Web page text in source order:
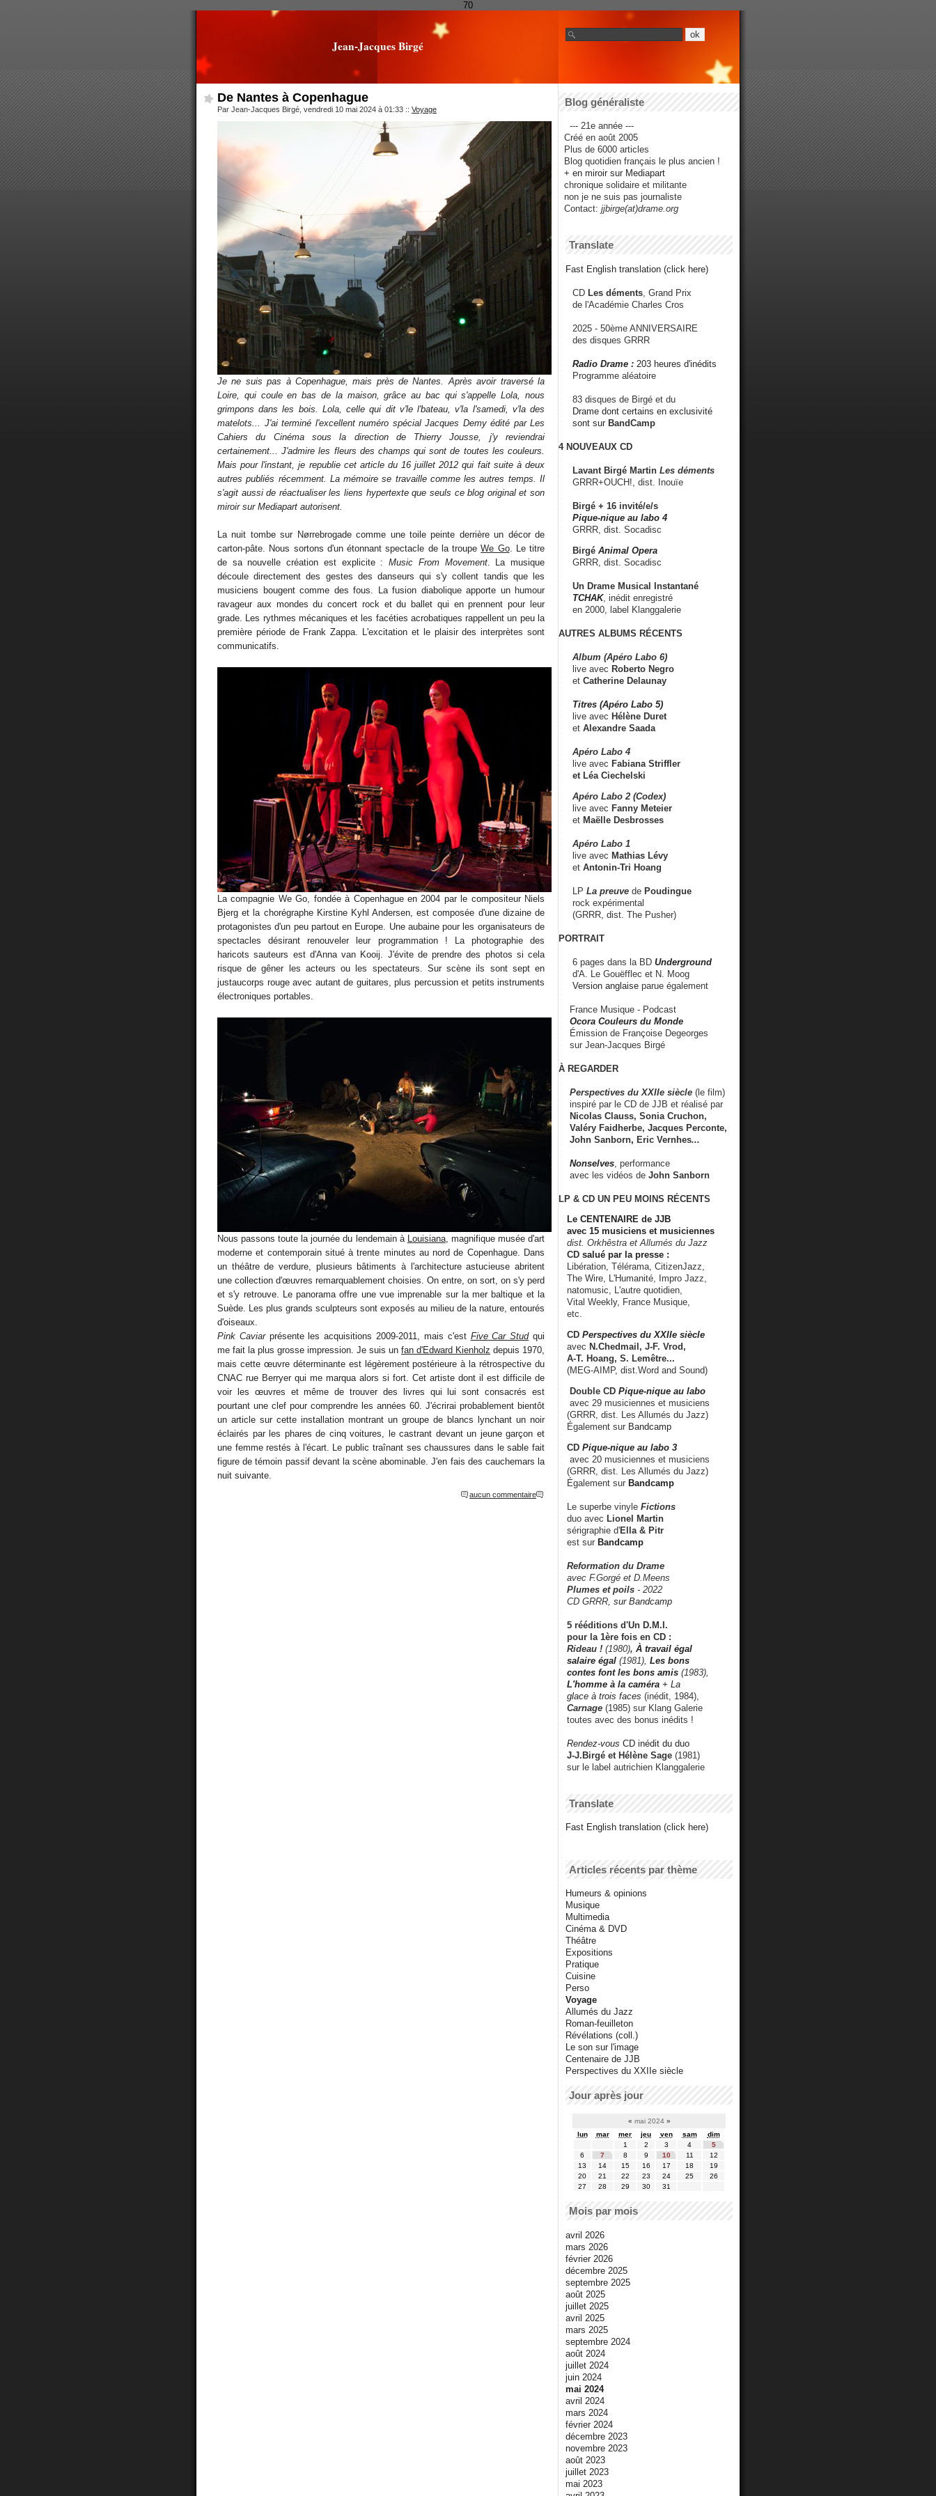
70
Jean-Jacques Birgé
De Nantes à Copenhague
Par Jean-Jacques Birgé, vendredi 10 mai 2024 à 01:33 :: Voyage
Je ne suis pas à Copenhague, mais près de Nantes. Après avoir traversé la
Loire, qui coule en bas de la maison, grâce au bac qui s'appelle Lola, nous
grimpons dans les bois. Lola, celle qui dit v'le l'bateau, v'la l'samedi, v'la des
matelots... J'ai terminé l'excellent numéro spécial Jacques Demy édité par Les
Cahiers du Cinéma sous la direction de Thierry Jousse, j'y reviendrai
certainement... J'admire les fleurs des champs qui sont de toutes les couleurs.
Mais pour l'instant, je republie cet article du 16 juillet 2012 qui fait suite à deux
autres publiés récemment. La mémoire se travaille comme les autres temps. Il
s'agit aussi de réactualiser les liens hypertexte que seuls ce blog original et son
miroir sur Mediapart autorisent.
La nuit tombe sur Nørrebrogade comme une toile peinte derrière un décor de
carton-pâte. Nous sortons d'un étonnant spectacle de la troupeWe Go. Le titre
de sa nouvelle création est explicite :Music From Movement. La musique
découle directement des gestes des danseurs qui s'y collent tandis que les
musiciens bougent comme des fous. La fusion diabolique apporte un humour
ravageur aux mondes du concert rock et du ballet qui en prennent pour leur
grade. Les rythmes mécaniques et les facéties acrobatiques rappellent un peu la
première période de Frank Zappa. L'excitation et le plaisir des interprètes sont
communicatifs.
La compagnie We Go, fondée à Copenhague en 2004 par le compositeur Niels
Bjerg et la chorégraphe Kirstine Kyhl Andersen, est composée d'une dizaine de
protagonistes d'un peu partout en Europe. Une aubaine pour les organisateurs de
spectacles désirant renouveler leur programmation ! La photographie des
haricots sauteurs est d'Anna van Kooij. J'évite de prendre des photos si cela
risque de gêner les acteurs ou les spectateurs. Sur scène ils sont sept en
justaucorps rouge avec autant de guitares, plus percussion et petits instruments
électroniques portables.
Nous passons toute la journée du lendemain à Louisiana, magnifique musée d'art
moderne et contemporain situé à trente minutes au nord de Copenhague. Dans
un théâtre de verdure, plusieurs bâtiments à l'architecture astucieuse abritent
une collection d'œuvres remarquablement choisies. On entre, on sort, on s'y perd
et s'y retrouve. Le panorama offre une vue imprenable sur la mer baltique et la
Suède. Les plus grands sculpteurs sont exposés au milieu de la nature, entourés
d'oiseaux.
Pink Caviarprésente les acquisitions 2009-2011, mais c'est Five Car Studqui
me fait la plus grosse impression. Je suis un fan d'Edward Kienholz depuis 1970,
mais cette œuvre déterminante est légèrement postérieure à la rétrospective du
CNAC rue Berryer qui me marqua alors si fort. Cet artiste dont il est difficile de
voir les œuvres et même de trouver des livres qui lui sont consacrés est
pourtant une clef pour comprendre les années 60. J'écrirai probablement bientôt
un article sur cette installation montrant un groupe de blancs lynchant un noir
éclairés par les phares de cinq voitures, le castrant devant un jeune garçon et
une femme restés à l'écart. Le public traînant ses chaussures dans le sable fait
figure de témoin passif devant la scène abominable. J'en fais des cauchemars la
nuit suivante.
aucun commentaire
Blog généraliste
--- 21e année ---
Créé en août 2005
Plus de 6000 articles
Blog quotidien français le plus ancien !
+ en miroir sur Mediapart
chronique solidaire et militante
non je ne suis pas journaliste
Contact: jjbirge(at)drame.org
Translate
Fast English translation (click here)
CD Les déments , Grand Prix
de l'Académie Charles Cros
2025 - 50ème ANNIVERSAIRE
des disques GRRR
Radio Drame : 203 heures d'inédits
Programme aléatoire
83 disques de Birgé et du
Drame dont certains en exclusivité
sont sur BandCamp
4 NOUVEAUX CD
Lavant Birgé Martin Les déments
GRRR+OUCH!, dist. Inouïe
Birgé + 16 invité/e/s
Pique-nique au labo 4
GRRR, dist. Socadisc
Birgé Animal Opera
GRRR, dist. Socadisc
Un Drame Musical Instantané
TCHAK, inédit enregistré
en 2000, label Klanggalerie
AUTRES ALBUMS RÉCENTS
Album (Apéro Labo 6)
live avec Roberto Negro
et Catherine Delaunay
Titres (Apéro Labo 5)
live avec Hélène Duret
et Alexandre Saada
Apéro Labo 4
live avec Fabiana Striffler
et Léa Ciechelski
Apéro Labo 2 (Codex)
live avec Fanny Meteier
et Maëlle Desbrosses
Apéro Labo 1
live avec Mathias Lévy
et Antonin-Tri Hoang
LP La preuve de Poudingue
rock expérimental
(GRRR, dist. The Pusher)
PORTRAIT
6 pages dans la BD Underground
d'A. Le Gouëfflec et N. Moog
Version anglaise parue également
France Musique - Podcast
Ocora Couleurs du Monde
Émission de Françoise Degeorges
sur Jean-Jacques Birgé
À REGARDER
Perspectives du XXIIe siècle (le film)
inspiré par le CD de JJB et réalisé par
Nicolas Clauss, Sonia Cruchon,
Valéry Faidherbe, Jacques Perconte,
John Sanborn, Eric Vernhes...
Nonselves , performance
avec les vidéos de John Sanborn
LP & CD UN PEU MOINS RÉCENTS
Le CENTENAIRE de JJB
avec 15 musiciens et musiciennes
dist. Orkhêstra et Allumés du Jazz
CD salué par la presse :
Libération, Télérama, CitizenJazz,
The Wire, L'Humanité, Impro Jazz,
natomusic, L'autre quotidien,
Vital Weekly, France Musique,
etc.
CD Perspectives du XXIIe siècle
avec N.Chedmail, J-F. Vrod,
A-T. Hoang, S. Lemêtre...
(MEG-AIMP, dist.Word and Sound)
Double CD Pique-nique au labo
avec 29 musiciennes et musiciens
(GRRR, dist. Les Allumés du Jazz)
Également sur Bandcamp
CD Pique-nique au labo 3
avec 20 musiciennes et musiciens
(GRRR, dist. Les Allumés du Jazz)
Également sur Bandcamp
Le superbe vinyle Fictions
duo avec Lionel Martin
sérigraphie d'Ella & Pitr
est sur Bandcamp
Reformation du Drame
avec F.Gorgé et D.Meens
Plumes et poils - 2022
CD GRRR, sur Bandcamp
5 rééditions d'Un D.M.I.
pour la 1ère fois en CD :
Rideau ! (1980), À travail égal
salaire égal (1981), Les bons
contes font les bons amis (1983),
L'homme à la caméra + La
glace à trois faces (inédit, 1984),
Carnage (1985) sur Klang Galerie
toutes avec des bonus inédits !
Rendez-vous CD inédit du duo
J-J.Birgé et Hélène Sage (1981)
sur le label autrichien Klanggalerie
Translate
Fast English translation (click here)
Articles récents par thème
Humeurs & opinions
Musique
Multimedia
Cinéma & DVD
Théâtre
Expositions
Pratique
Cuisine
Perso
Voyage
Allumés du Jazz
Roman-feuilleton
Révélations (coll.)
Le son sur l'image
Centenaire de JJB
Perspectives du XXIIe siècle
Jour après jour
« mai 2024 »
lun
mar mer jeu ven sam
dim
1
2 3 4
5
6
7 8 9 10 11
12
13
14 15 16 17 18
19
20
21 22 23 24 25
26
27
28 29 30 31
Mois par mois
avril 2026
mars 2026
février 2026
décembre 2025
septembre 2025
août 2025
juillet 2025
avril 2025
mars 2025
septembre 2024
août 2024
juillet 2024
juin 2024
mai 2024
avril 2024
mars 2024
février 2024
décembre 2023
novembre 2023
août 2023
juillet 2023
mai 2023